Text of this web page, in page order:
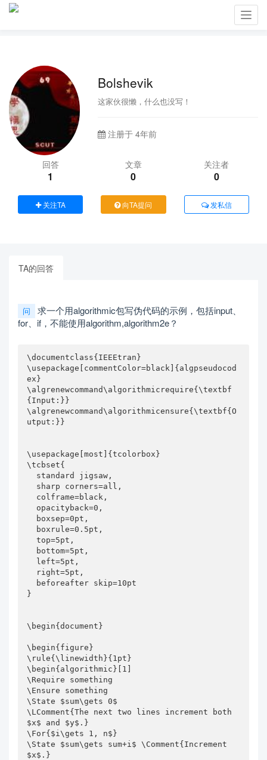
Bolshevik
这家伙很懒，什么也没写！
注册于 4年前
回答
1
文章
0
关注者
0
关注TA 向TA提问 发私信
TA的回答
问
求一个用algorithmic包写伪代码的示例，包括input、
for、if，不能使用algorithm,algorithm2e？
\documentclass{IEEEtran}
\usepackage[commentColor=black]{algpseudocod
ex}
\algrenewcommand\algorithmicrequire{\textbf
{Input:}}
\algrenewcommand\algorithmicensure{\textbf{O
utput:}}
\usepackage[most]{tcolorbox}
\tcbset{
  top=5pt,
}
\begin{document}
\begin{figure}
\rule{\linewidth}{1pt}
\begin{algorithmic}[1]
\Require something
\Ensure something
\State $sum\gets 0$
\LComment{The next two lines increment both
$x$ and $y$.}
\For{$i\gets 1, n$}
\State $sum\gets sum+i$ \Comment{Increment
$x$.}